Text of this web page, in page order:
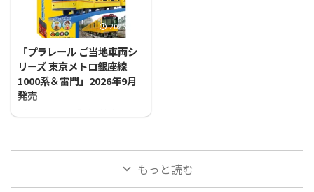
2026/7/31
「プラレール ご当地車両シ
リーズ 東京メトロ銀座線
1000系＆雷門」2026年9月
発売
もっと読む